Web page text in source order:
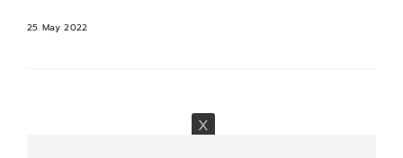
25 May 2022